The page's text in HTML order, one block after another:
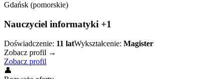
Gdańsk (pomorskie)
Nauczyciel informatyki +1
Doświadczenie: 11 latWykształcenie: Magister
Zobacz profil →
Zobacz profil
👤